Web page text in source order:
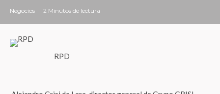
Negocios · 2 Minutos de lectura
RPD